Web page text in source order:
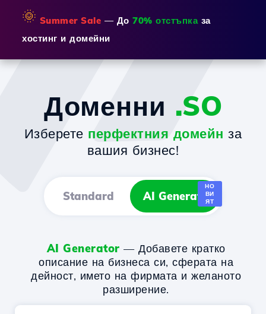
🌞 Summer Sale — До 70% отстъпказа
хостинг и домейни
Доменни .SO
Изберете перфектния домейн за
вашия бизнес!
Standard AI Generator
НО
ВИ
ЯТ
AI Generator — Добавете кратко
описание на бизнеса си, сферата на
дейност, името на фирмата и желаното
разширение.